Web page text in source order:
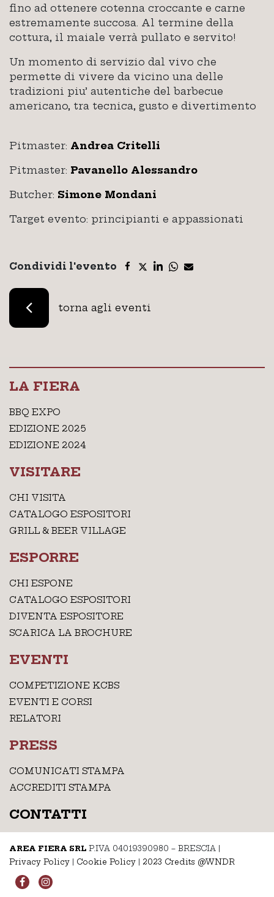
fino ad ottenere cotenna croccante e carne
estremamente succosa. Al termine della
cottura, il maiale verrà pullato e servito!
Un momento di servizio dal vivo che
permette di vivere da vicino una delle
tradizioni piu’ autentiche del barbecue
americano, tra tecnica, gusto e divertimento
Pitmaster: Andrea Critelli
Pitmaster: Pavanello Alessandro
Butcher: Simone Mondani
Target evento: principianti e appassionati
Condividi l'evento
torna agli eventi
LA FIERA
BBQ EXPO
EDIZIONE 2025
EDIZIONE 2024
VISITARE
CHI VISITA
CATALOGO ESPOSITORI
GRILL & BEER VILLAGE
ESPORRE
CHI ESPONE
CATALOGO ESPOSITORI
DIVENTA ESPOSITORE
SCARICA LA BROCHURE
EVENTI
COMPETIZIONE KCBS
EVENTI E CORSI
RELATORI
PRESS
COMUNICATI STAMPA
ACCREDITI STAMPA
CONTATTI
AREA FIERA SRL P.IVA 04019390980 – BRESCIA |
Privacy Policy | Cookie Policy | 2023 Credits @WNDR